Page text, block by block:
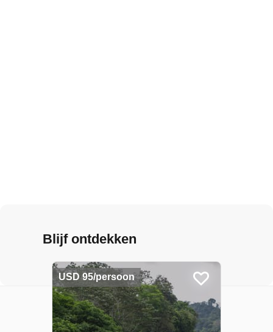
Blijf ontdekken
USD 95/persoon